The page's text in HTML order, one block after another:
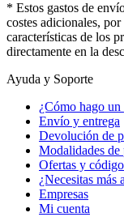
* Estos gastos de
costes adicionales,
características de los
directamente en la
Ayuda y Soporte
¿Cómo hago un
Envío y entrega
Devolución de
Modalidades de
Ofertas y
¿Necesitas más
Empresas
Mi cuenta